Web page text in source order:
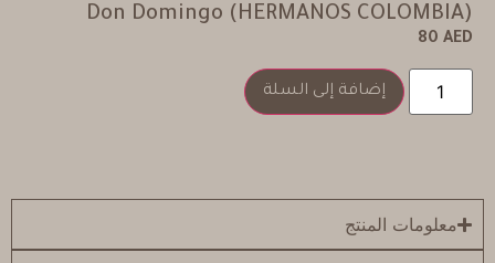
Don Domingo (HERMANOS COLOMBIA)
80 AED
إضافة إلى السلة
معلومات المنتج